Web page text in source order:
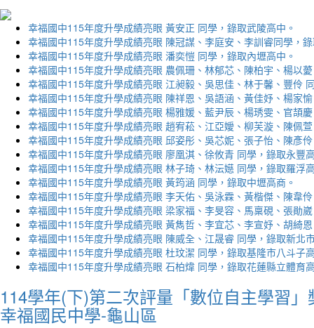
幸福國中115年度升學成績亮眼 黃安正 同學，錄取武陵高中。
幸福國中115年度升學成績亮眼 陳冠謀、李庭安、李訓睿同學，
幸福國中115年度升學成績亮眼 潘奕愷 同學，錄取內壢高中。
幸福國中115年度升學成績亮眼 農佩珊、林郁芯、陳柏宇、楊以
幸福國中115年度升學成績亮眼 江昶毅、吳思佳、林于馨、豐伶
幸福國中115年度升學成績亮眼 陳祥恩、吳語涵、黃佳妤、楊家
幸福國中115年度升學成績亮眼 楊雅媛、藍尹辰、楊琇雯、官頡
幸福國中115年度升學成績亮眼 趙宥菘、江亞嬡、柳芙漩、陳佩
幸福國中115年度升學成績亮眼 邱姿彤、吳芯妮、張子怡、陳彥
幸福國中115年度升學成績亮眼 廖凰淇、徐攸青 同學，錄取永豐
幸福國中115年度升學成績亮眼 林子琦、林沄嬨 同學，錄取羅浮
幸福國中115年度升學成績亮眼 黃筠涵 同學，錄取中壢高商。
幸福國中115年度升學成績亮眼 李天佑、吳泳霖、黃楷傑、陳韋
幸福國中115年度升學成績亮眼 梁家福、李旻容、馬稟硯、張勛
幸福國中115年度升學成績亮眼 黃雋哲、李宜芯、李宣妤、胡綺
幸福國中115年度升學成績亮眼 陳威全、江晟睿 同學，錄取新北
幸福國中115年度升學成績亮眼 杜玟潔 同學，錄取基隆市八斗子
幸福國中115年度升學成績亮眼 石柏煒 同學，錄取花蓮縣立體育
114學年(下)第二次評量「數位自主學習
幸福國民中學-龜山區